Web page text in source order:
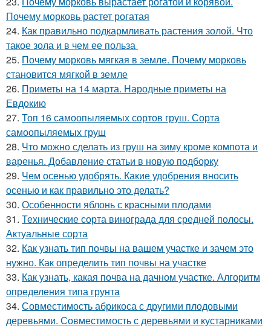
Почему морковь растет рогатая
24. Как правильно подкармливать растения золой. Что
такое зола и в чем ее польза
25. Почему морковь мягкая в земле. Почему морковь
становится мягкой в земле
26. Приметы на 14 марта. Народные приметы на
Евдокию
27. Топ 16 самоопыляемых сортов груш. Сорта
самоопыляемых груш
28. Что можно сделать из груш на зиму кроме компота и
варенья. Добавление статьи в новую подборку
29. Чем осенью удобрять. Какие удобрения вносить
осенью и как правильно это делать?
30. Особенности яблонь с красными плодами
31. Технические сорта винограда для средней полосы.
Актуальные сорта
32. Как узнать тип почвы на вашем участке и зачем это
нужно. Как определить тип почвы на участке
33. Как узнать, какая почва на дачном участке. Алгоритм
определения типа грунта
34. Совместимость абрикоса с другими плодовыми
деревьями. Совместимость с деревьями и кустарниками